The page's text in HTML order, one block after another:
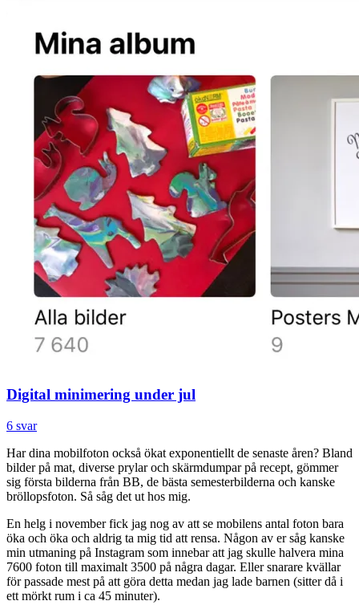
Digital minimering under jul
6 svar
Har dina mobilfoton också ökat exponentiellt de senaste åren? Bland
bilder på mat, diverse prylar och skärmdumpar på recept, gömmer
sig första bilderna från BB, de bästa semesterbilderna och kanske
bröllopsfoton. Så såg det ut hos mig.
En helg i november fick jag nog av att se mobilens antal foton bara
öka och öka och aldrig ta mig tid att rensa. Någon av er såg kanske
min utmaning på Instagram som innebar att jag skulle halvera mina
7600 foton till maximalt 3500 på några dagar. Eller snarare kvällar
för passade mest på att göra detta medan jag lade barnen (sitter då i
ett mörkt rum i ca 45 minuter).